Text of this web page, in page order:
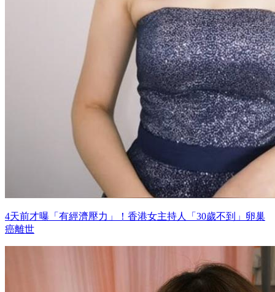
4天前才曝「有經濟壓力」！香港女主持人「30歲不到」卵巢
癌離世